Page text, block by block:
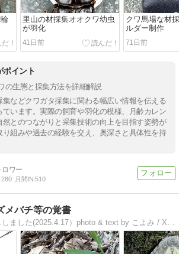
里山の材採集オオクワ幼虫
が羽化
41日前
クワ馬場な材
ルダー制作
71日前
ポイント
の生態と採集方法を詳細解説
などクワガタ採集に関わる幅広い情報を伝える
います。実際の飼育や羽化の模様、月齢カレン
然とのつながりと采集技術の向上を目指す姿勢が
組みや過去の経験を交え、奥深さと具体性を持
280 月間IN:510
メバチ等の覚書